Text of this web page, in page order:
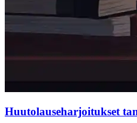
Huutolauseharjoitukset